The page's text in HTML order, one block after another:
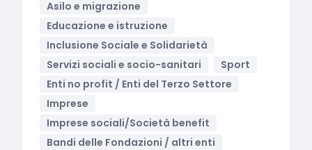
Asilo e migrazione
Educazione e istruzione
Inclusione Sociale e Solidarietà
Servizi sociali e socio-sanitari
Sport
Enti no profit / Enti del Terzo Settore
Imprese
Imprese sociali/Società benefit
Bandi delle Fondazioni / altri enti